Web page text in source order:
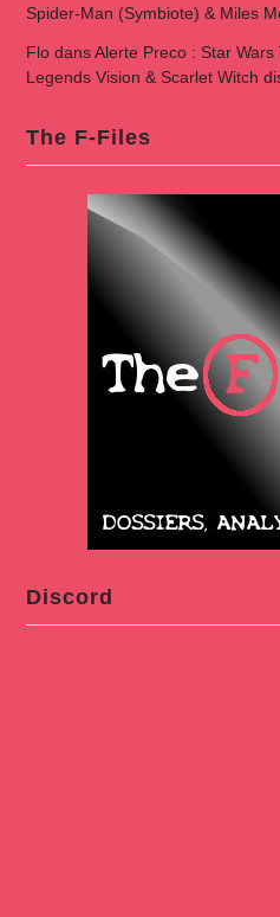
Spider-Man (Symbiote) & Miles
FlodansAlerte Preco : Star
Legends Vision & Scarlet Witch
The F-Files
Discord